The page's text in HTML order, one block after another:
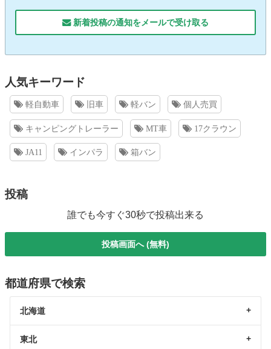
新着投稿の通知をメールで受け取る
人気キーワード
軽自動車 旧車 軽バン 個人売買
キャンピングトレーラー MT車 17クラウン
JA11 インパラ 箱バン
投稿
誰でも今すぐ30秒で投稿出来る
投稿画面へ (無料)
都道府県で検索
北海道
東北